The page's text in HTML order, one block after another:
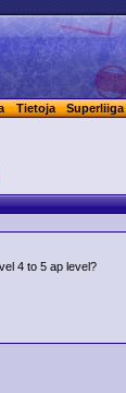
Tietoja Superliiga
4 to 5 ap level?